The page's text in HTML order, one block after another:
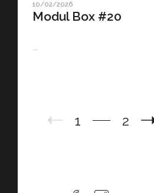
10/02/2026
Modul Box #20
...
1 2